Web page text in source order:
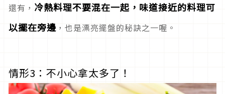
還有， 冷熱料理不要混在一起，味道接近的料理可
以擺在旁邊 ，也是漂亮擺盤的秘訣之一喔。
情形3：不小心拿太多了！